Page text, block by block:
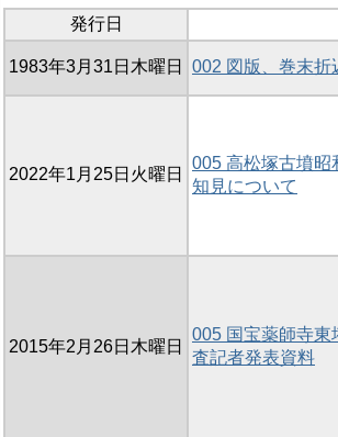
発行日
1983年3月31日木曜日 002 図版、巻末折
2022年1月25日火曜日
005 高松塚古墳昭
知見について
2015年2月26日木曜日
005 国宝薬師寺東
査記者発表資料